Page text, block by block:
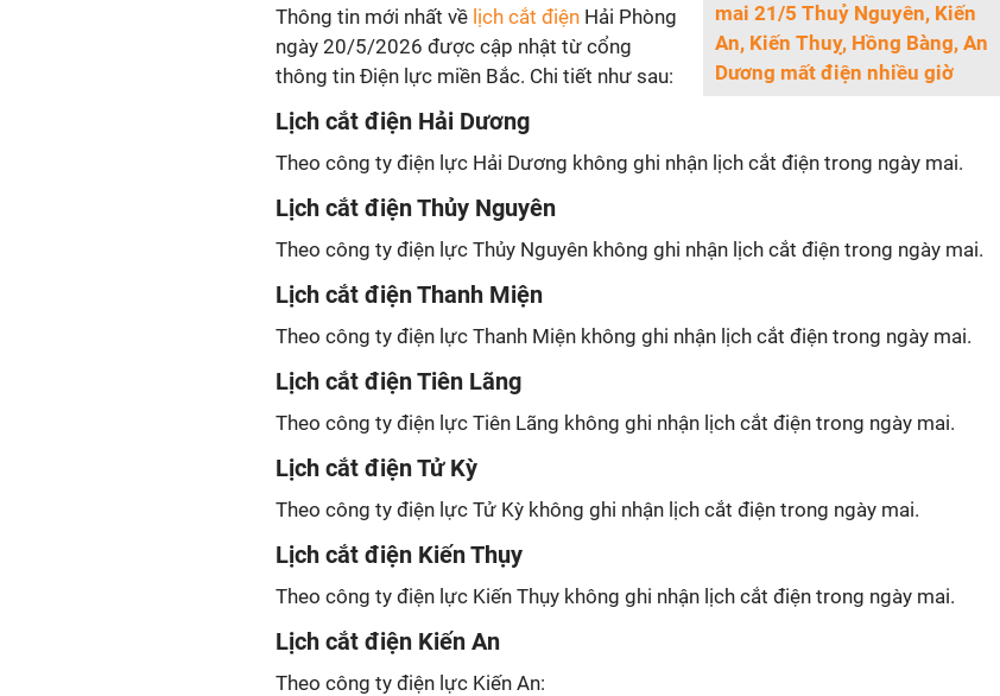
mai 21/5 Thuỷ Nguyên, Kiến
An, Kiến Thuỵ, Hồng Bàng, An
Dương mất điện nhiều giờ
Thông tin mới nhất về lịch cắt điện Hải Phòng
ngày 20/5/2026 được cập nhật từ cổng
thông tin Điện lực miền Bắc. Chi tiết như sau:
Lịch cắt điện Hải Dương
Theo công ty điện lực Hải Dương không ghi nhận lịch cắt điện trong ngày mai.
Lịch cắt điện Thủy Nguyên
Theo công ty điện lực Thủy Nguyên không ghi nhận lịch cắt điện trong ngày mai.
Lịch cắt điện Thanh Miện
Theo công ty điện lực Thanh Miện không ghi nhận lịch cắt điện trong ngày mai.
Lịch cắt điện Tiên Lãng
Theo công ty điện lực Tiên Lãng không ghi nhận lịch cắt điện trong ngày mai.
Lịch cắt điện Tử Kỳ
Theo công ty điện lực Tử Kỳ không ghi nhận lịch cắt điện trong ngày mai.
Lịch cắt điện Kiến Thụy
Theo công ty điện lực Kiến Thụy không ghi nhận lịch cắt điện trong ngày mai.
Lịch cắt điện Kiến An
Theo công ty điện lực Kiến An: